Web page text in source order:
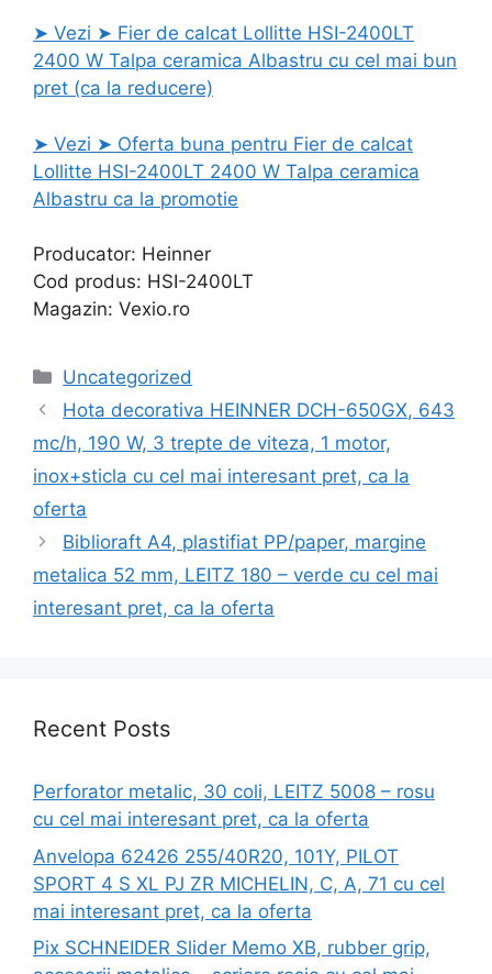
➤ Vezi ➤ Fier de calcat Lollitte HSI-2400LT
2400 W Talpa ceramica Albastru cu cel mai bun
pret (ca la reducere)
➤ Vezi ➤ Oferta buna pentru Fier de calcat
Lollitte HSI-2400LT 2400 W Talpa ceramica
Albastru ca la promotie
Producator: Heinner
Cod produs: HSI-2400LT
Magazin: Vexio.ro
Categories
Uncategorized
Hota decorativa HEINNER DCH-650GX, 643
mc/h, 190 W, 3 trepte de viteza, 1 motor,
inox+sticla cu cel mai interesant pret, ca la
oferta
Biblioraft A4, plastifiat PP/paper, margine
metalica 52 mm, LEITZ 180 – verde cu cel mai
interesant pret, ca la oferta
Recent Posts
Perforator metalic, 30 coli, LEITZ 5008 – rosu
cu cel mai interesant pret, ca la oferta
Anvelopa 62426 255/40R20, 101Y, PILOT
SPORT 4 S XL PJ ZR MICHELIN, C, A, 71 cu cel
mai interesant pret, ca la oferta
Pix SCHNEIDER Slider Memo XB, rubber grip,